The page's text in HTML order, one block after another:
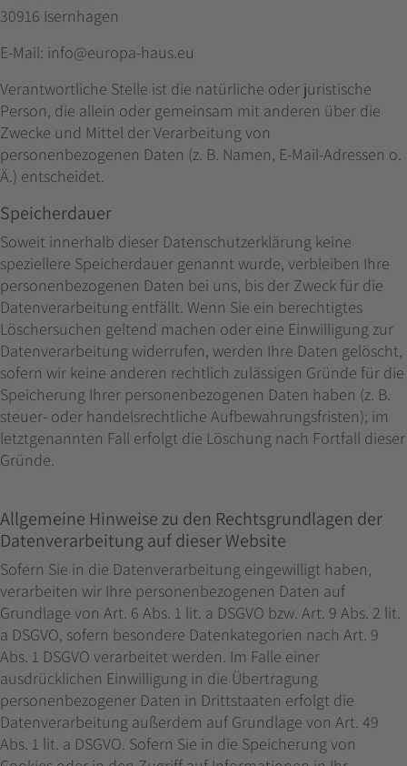
30916 Isernhagen
E-Mail: info@europa-haus.eu
Verantwortliche Stelle ist die natürliche oder juristische
Person, die allein oder gemeinsam mit anderen über die
Zwecke und Mittel der Verarbeitung von
personenbezogenen Daten (z. B. Namen, E-Mail-Adressen o.
Ä.) entscheidet.
Speicherdauer
Soweit innerhalb dieser Datenschutzerklärung keine
speziellere Speicherdauer genannt wurde, verbleiben Ihre
personenbezogenen Daten bei uns, bis der Zweck für die
Datenverarbeitung entfällt. Wenn Sie ein berechtigtes
Löschersuchen geltend machen oder eine Einwilligung zur
Datenverarbeitung widerrufen, werden Ihre Daten gelöscht,
sofern wir keine anderen rechtlich zulässigen Gründe für die
Speicherung Ihrer personenbezogenen Daten haben (z. B.
steuer- oder handelsrechtliche Aufbewahrungsfristen); im
letztgenannten Fall erfolgt die Löschung nach Fortfall dieser
Gründe.
Allgemeine Hinweise zu den Rechtsgrundlagen der
Datenverarbeitung auf dieser Website
Sofern Sie in die Datenverarbeitung eingewilligt haben,
verarbeiten wir Ihre personenbezogenen Daten auf
Grundlage von Art. 6 Abs. 1 lit. a DSGVO bzw. Art. 9 Abs. 2 lit.
a DSGVO, sofern besondere Datenkategorien nach Art. 9
Abs. 1 DSGVO verarbeitet werden. Im Falle einer
ausdrücklichen Einwilligung in die Übertragung
personenbezogener Daten in Drittstaaten erfolgt die
Datenverarbeitung außerdem auf Grundlage von Art. 49
Abs. 1 lit. a DSGVO. Sofern Sie in die Speicherung von